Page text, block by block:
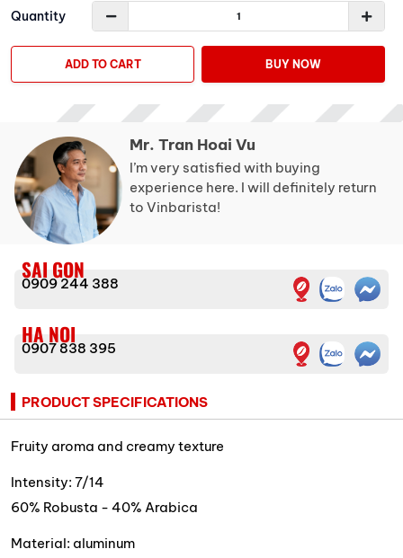
Quantity
ADD TO CART BUY NOW
Mr. Tran Hoai Vu
I’m very satisfied with buying
experience here. I will definitely return
to Vinbarista!
SAI GON
0909 244 388
HA NOI
0907 838 395
PRODUCT SPECIFICATIONS
Fruity aroma and creamy texture
Intensity: 7/14
60% Robusta - 40% Arabica
Material: aluminum